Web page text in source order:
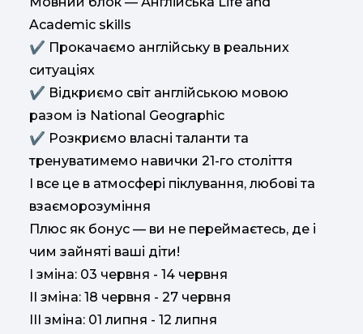
Academic skills
✔︎ Прокачаємо англійську в реальних
ситуаціях
✔︎ Відкриємо світ англійською мовою
разом із National Geographic
✔︎ Розкриємо власні таланти та
тренуватимемо навички 21-го століття
І все це в атмосфері піклування, любові та
взаєморозуміння
Плюс як бонус — ви не переймаєтесь, де і
чим зайняті ваші діти!
I зміна: 03 червня - 14 червня
II зміна: 18 червня - 27 червня
III зміна: 01 липня - 12 липня